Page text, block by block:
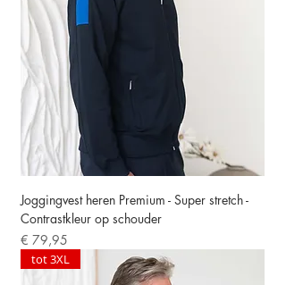
Joggingvest heren Premium - Super stretch -
Contrastkleur op schouder
Prijs
€ 79,95
tot 3XL